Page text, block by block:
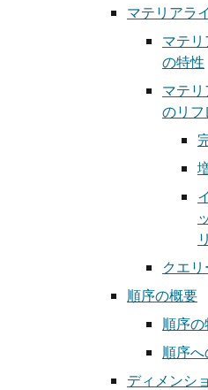
マテリアラ
マテ
の特性
マテ
のリ
クエ
順序の概要
順序の
順序
ディメンシ